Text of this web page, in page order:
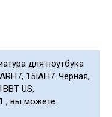
для ноутбука
15IAH7. Черная,
US,
, вы можете: